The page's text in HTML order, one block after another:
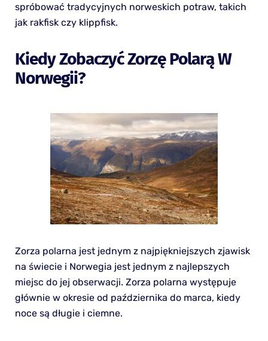
spróbować tradycyjnych norweskich potraw, takich
jak rakfisk czy klippfisk.
Kiedy Zobaczyć Zorzę Polarą W
Norwegii?
Zorza polarna jest jednym z najpiękniejszych zjawisk
na świecie i Norwegia jest jednym z najlepszych
miejsc do jej obserwacji. Zorza polarna występuje
głównie w okresie od października do marca, kiedy
noce są długie i ciemne.